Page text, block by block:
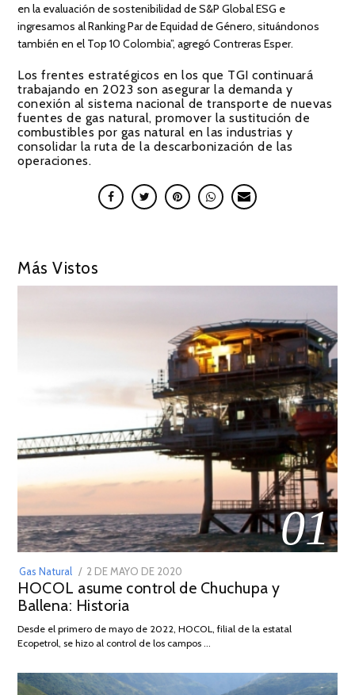
en la evaluación de sostenibilidad de S&P Global ESG e
ingresamos al Ranking Par de Equidad de Género, situándonos
también en el Top 10 Colombia”, agregó Contreras Esper.
Los frentes estratégicos en los que TGI continuará
trabajando en 2023 son asegurar la demanda y
conexión al sistema nacional de transporte de nuevas
fuentes de gas natural, promover la sustitución de
combustibles por gas natural en las industrias y
consolidar la ruta de la descarbonización de las
operaciones.
Más Vistos
01
Gas Natural
POSTED
ON
2 DE MAYO DE 2020
DE
2026
HOCOL asume control de Chuchupa y
Ballena: Historia
Desde el primero de mayo de 2022, HOCOL, filial de la estatal
Ecopetrol, se hizo al control de los campos …